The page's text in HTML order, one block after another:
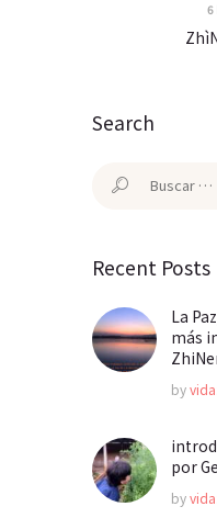
6
Search
Buscar:
Recent Posts
La
más
by
por
by